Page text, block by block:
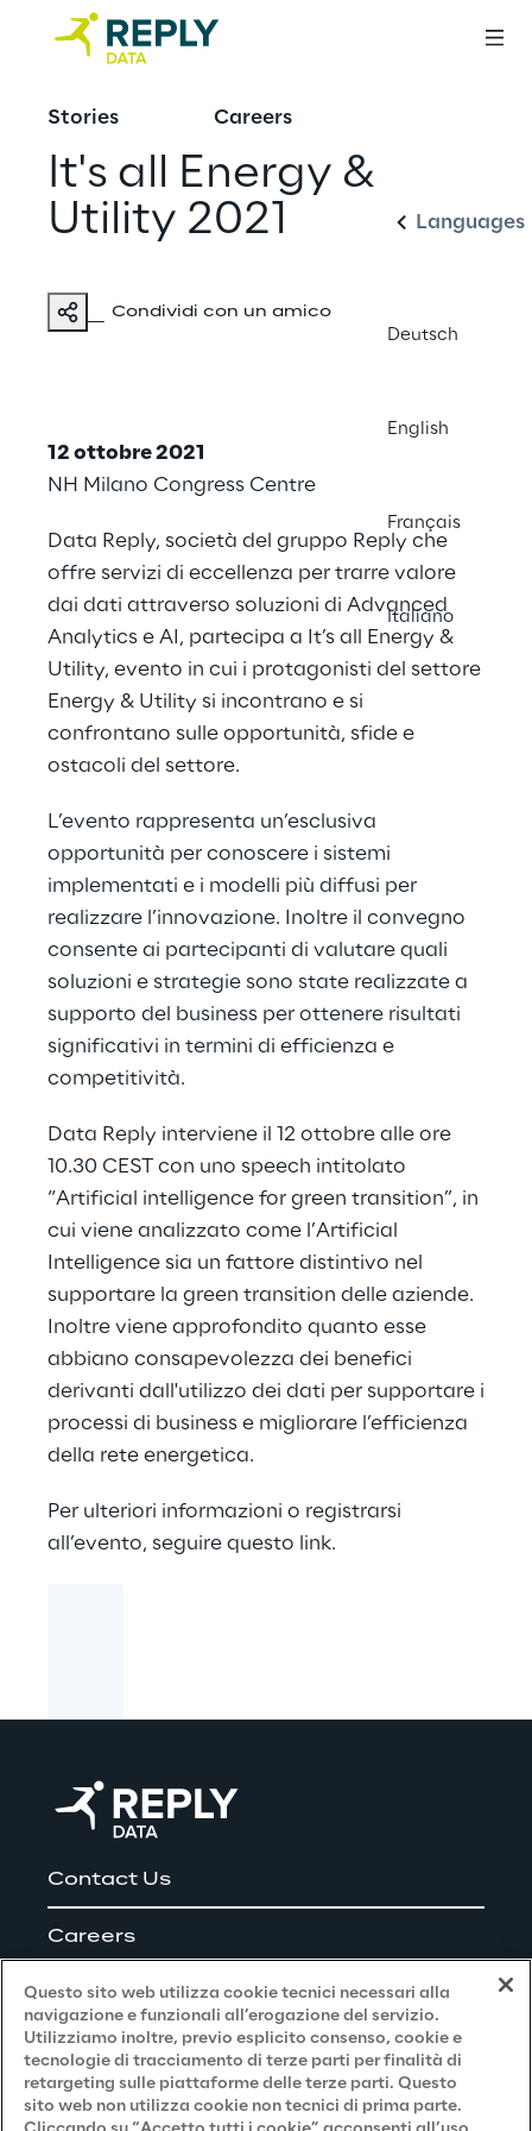
Stories Careers
Languages
Deutsch
English
Français
Italiano
It's all Energy &
Utility 2021
Condividi con un amico
12 ottobre 2021
NH Milano Congress Centre
Data Reply, società del gruppo Reply che
offre servizi di eccellenza per trarre valore
dai dati attraverso soluzioni di Advanced
Analytics e AI, partecipa a It’s all Energy &
Utility, evento in cui i protagonisti del settore
Energy & Utility si incontrano e si
confrontano sulle opportunità, sfide e
ostacoli del settore.
L’evento rappresenta un’esclusiva
opportunità per conoscere i sistemi
implementati e i modelli più diffusi per
realizzare l’innovazione. Inoltre il convegno
consente ai partecipanti di valutare quali
soluzioni e strategie sono state realizzate a
supporto del business per ottenere risultati
significativi in termini di efficienza e
competitività.
Data Reply interviene il 12 ottobre alle ore
10.30 CEST con uno speech intitolato
“Artificial intelligence for green transition”, in
cui viene analizzato come l’Artificial
Intelligence sia un fattore distintivo nel
supportare la green transition delle aziende.
Inoltre viene approfondito quanto esse
abbiano consapevolezza dei benefici
derivanti dall'utilizzo dei dati per supportare i
processi di business e migliorare l’efficienza
della rete energetica.
Per ulteriori informazioni o registrarsi
all’evento, seguire questo link.
Contact Us
Careers
Privacy and Legal
Privacy & Cookie Policy
Questo sito web utilizza cookie tecnici necessari alla
navigazione e funzionali all’erogazione del servizio.
Utilizziamo inoltre, previo esplicito consenso, cookie e
tecnologie di tracciamento di terze parti per finalità di
retargeting sulle piattaforme delle terze parti. Questo
sito web non utilizza cookie non tecnici di prima parte.